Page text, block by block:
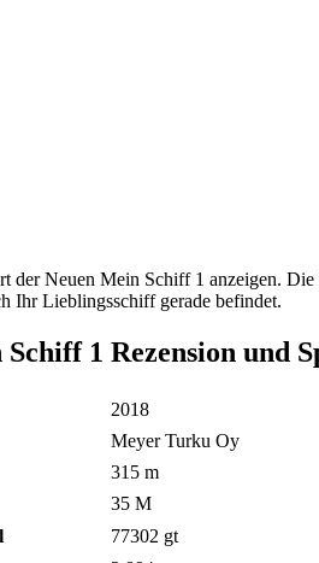
der Neuen Mein Schiff 1 anzeigen.
Ihr Lieblingsschiff gerade befindet.
Schiff 1 Rezension und
2018
Meyer Turku Oy
315 m
35 M
77302 gt